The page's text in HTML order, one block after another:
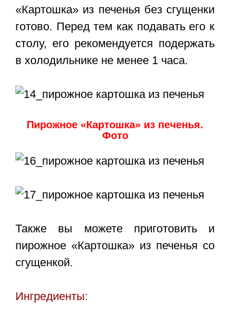
«Картошка» из печенья без сгущенки
готово. Перед тем как подавать его к
столу, его рекомендуется подержать
в холодильнике не менее 1 часа.
Пирожное «Картошка» из печенья.
Фото
Также вы можете приготовить и
пирожное «Картошка» из печенья со
сгущенкой.
Ингредиенты: